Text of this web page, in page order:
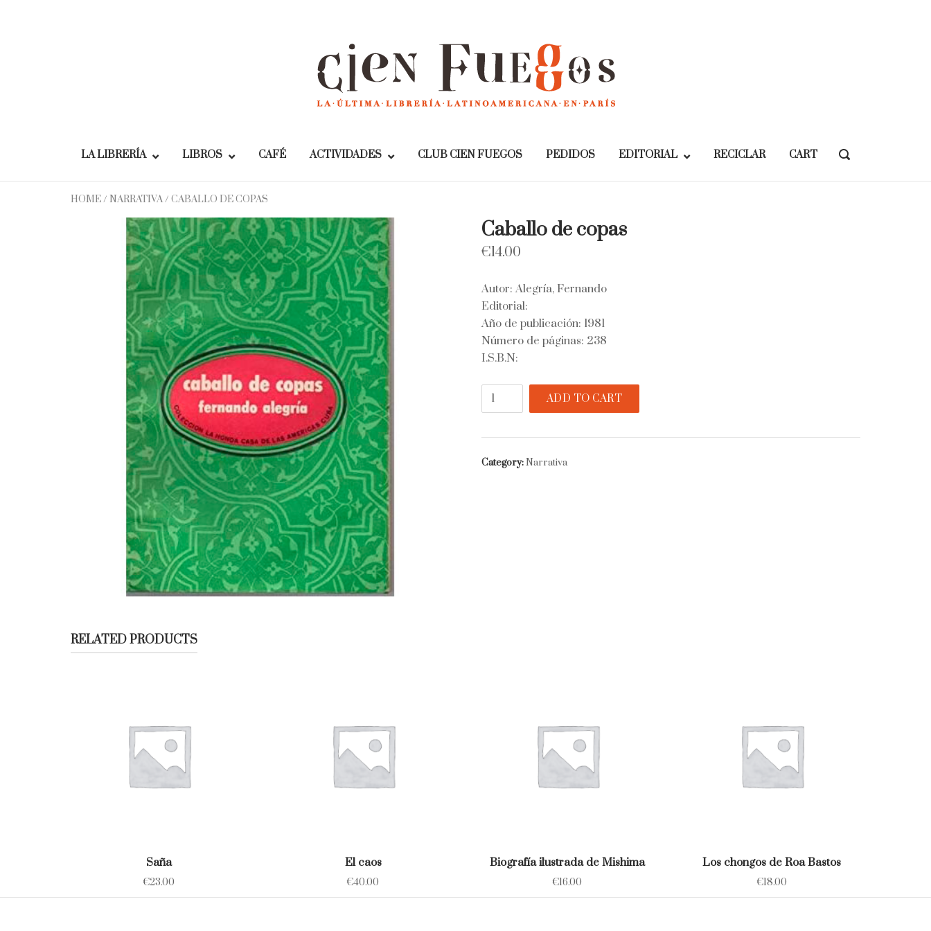
LA LIBRERÍA LIBROS CAFÉ ACTIVIDADES CLUB CIEN FUEGOS PEDIDOS EDITORIAL RECICLAR CART
OPEN
BAR
HOME/ NARRATIVA/ CABALLO DE COPAS
Caballo de copas
€14.00
Autor: Alegría, Fernando
Editorial:
Año de publicación: 1981
Número de páginas: 238
I.S.B.N:
Caballo
quantity
ADD TO CART
Category:Narrativa
RELATED PRODUCTS
Saña
€23.00
El caos
€40.00
Biografía ilustrada de Mishima
€16.00
Los chongos de Roa Bastos
€18.00